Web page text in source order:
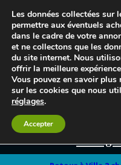
Les données collectées sur
permettre aux éventuels
dans le cadre de votre
et ne collectons que les
du site internet. Nous
offrir la meilleure
Vous pouvez en savoir
sur les cookies que nous
réglages.
Accepter